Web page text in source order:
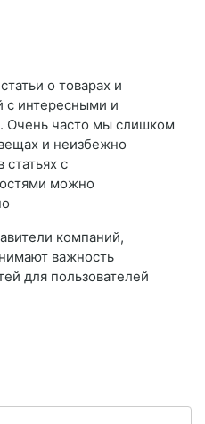
о товарах и
с интересными и
Очень часто мы слишком
и неизбежно
с
можно
компаний,
важность
для пользователей